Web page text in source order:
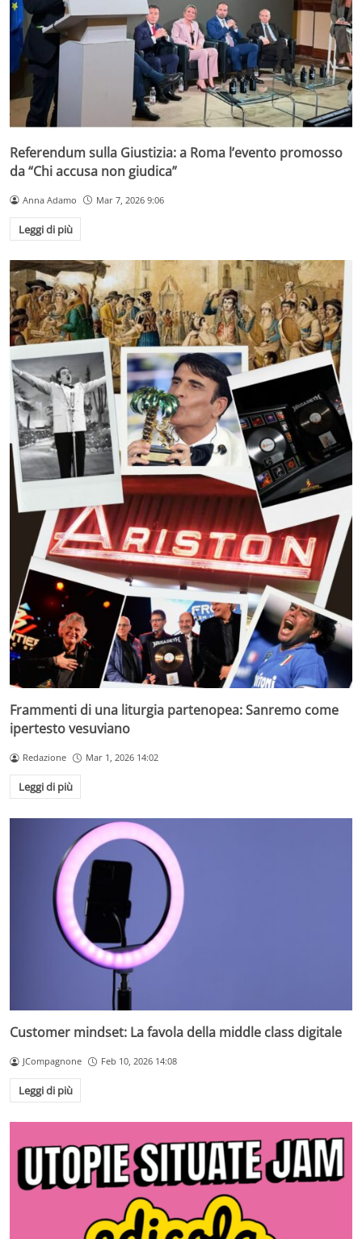
Referendum sulla Giustizia: a Roma l’evento promosso
da “Chi accusa non giudica”
Anna Adamo Mar 7, 2026 9:06
Leggi di più
Frammenti di una liturgia partenopea: Sanremo come
ipertesto vesuviano
Redazione Mar 1, 2026 14:02
Leggi di più
Customer mindset: La favola della middle class digitale
JCompagnone Feb 10, 2026 14:08
Leggi di più